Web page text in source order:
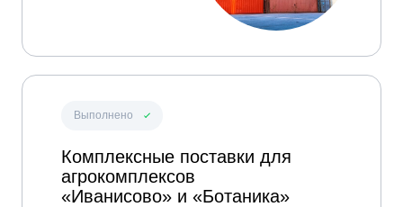
Выполнено
Комплексные поставки для
агрокомплексов
«Иванисово» и «Ботаника»